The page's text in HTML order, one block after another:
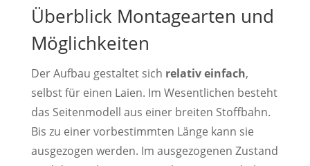
Überblick Montagearten und
Möglichkeiten
Der Aufbau gestaltet sich relativ einfach,
selbst für einen Laien. Im Wesentlichen besteht
das Seitenmodell aus einer breiten Stoffbahn.
Bis zu einer vorbestimmten Länge kann sie
ausgezogen werden. Im ausgezogenen Zustand